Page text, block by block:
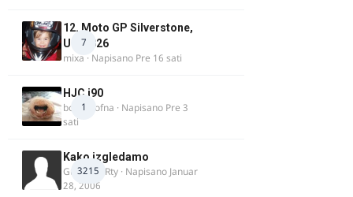
7
12. Moto GP Silverstone,
UK, 2026
mixa · Napisano Pre 16 sati
1
HJC i90
bobi_krofna · Napisano Pre 3
sati
3215
Kako izgledamo
Guest diRRty · Napisano Januar
28, 2006